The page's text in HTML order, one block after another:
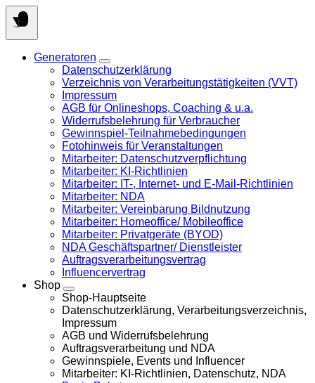
Springen
Sie
zum
Generatoren
Datenschutzerklärung
Verzeichnis von Verarbeitungstätigkeiten (VVT)
Impressum
AGB für Onlineshops, Coaching & u.a.
Widerrufsbelehrung für Verbraucher
Gewinnspiel-Teilnahmebedingungen
Fotohinweis für Veranstaltungen
Mitarbeiter: Datenschutzverpflichtung
Mitarbeiter: KI-Richtlinien
Mitarbeiter: IT-, Internet- und E-Mail-Richtlinien
Mitarbeiter: NDA
Mitarbeiter: Vereinbarung Bildnutzung
Mitarbeiter: Homeoffice/ Mobileoffice
Mitarbeiter: Privatgeräte (BYOD)
NDA Geschäftspartner/ Dienstleister
Auftragsverarbeitungsvertrag
Influencervertrag
Shop
Shop-Hauptseite
Datenschutzerklärung, Verarbeitungsverzeichnis,
Impressum
AGB und Widerrufsbelehrung
Auftragsverarbeitung und NDA
Gewinnspiele, Events und Influencer
Mitarbeiter: KI-Richtlinien, Datenschutz, NDA